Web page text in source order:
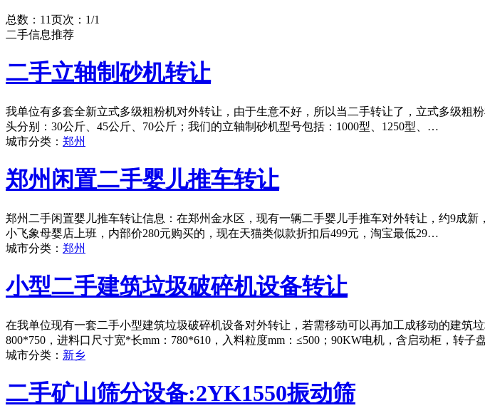
总数：1 1页次：1/1
二手信息推荐
二手立轴制砂机转让
我单位有多套全新立式多级粗粉机对外转让，由于生意不好，所以当二手转让了，立式多级
头分别：30公斤、45公斤、70公斤；我们的立轴制砂机型号包括：1000型、1250型、…
城市分类： 郑州
郑州闲置二手婴儿推车转让
郑州二手闲置婴儿推车转让信息：在郑州金水区，现有一辆二手婴儿手推车对外转让，约9成
小飞象母婴店上班，内部价280元购买的，现在天猫类似款折扣后499元，淘宝最低29…
城市分类： 郑州
小型二手建筑垃圾破碎机设备转让
在我单位现有一套二手小型建筑垃圾破碎机设备对外转让，若需移动可以再加工成移动的建筑
800*750，进料口尺寸宽*长mm：780*610，入料粒度mm：≤500；90KW电机，含启动柜，转子
城市分类： 新乡
二手矿山筛分设备:2YK1550振动筛